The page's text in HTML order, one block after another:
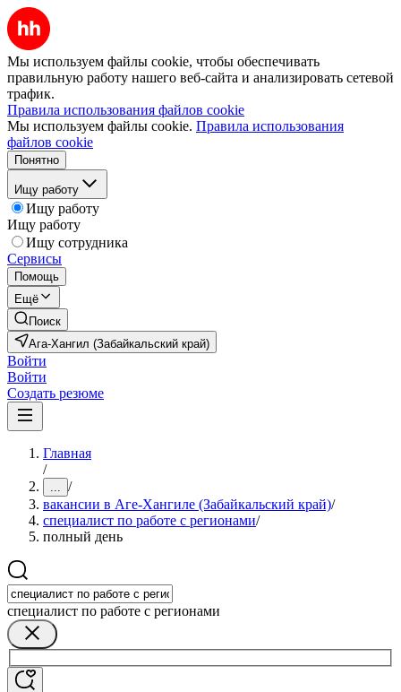
Мы используем файлы cookie, чтобы обеспечивать
правильную работу нашего веб-сайта и анализировать сетевой
трафик.
Правила использования файлов cookie
Мы используем файлы cookie. Правила использования
файлов cookie
Понятно
Ищу работу
Ищу работу
Ищу работу
Ищу сотрудника
Сервисы
Помощь
Ещё
Поиск
Ага-Хангил (Забайкальский край)
Войти
Войти
Создать резюме
Главная
/
... /
вакансии в Аге-Хангиле (Забайкальский край)/
специалист по работе с регионами/
полный день
специалист по работе с регионами